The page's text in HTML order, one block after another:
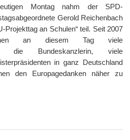
Montag nahm der SPD-
Gerold Reichenbach
Projekttag an Schulen“ teil. Seit 2007
an diesem Tag viele
die Bundeskanzlerin, viele
in ganz Deutschland
den Europagedanken näher zu